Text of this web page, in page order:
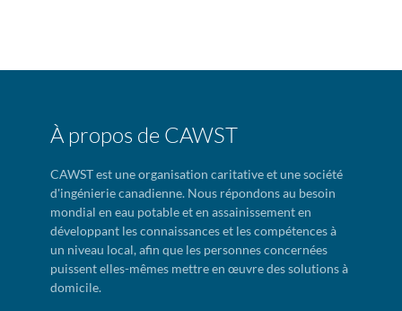
À propos de CAWST
CAWST est une organisation caritative et une société
d'ingénierie canadienne. Nous répondons au besoin
mondial en eau potable et en assainissement en
développant les connaissances et les compétences à
un niveau local, afin que les personnes concernées
puissent elles-mêmes mettre en œuvre des solutions à
domicile.